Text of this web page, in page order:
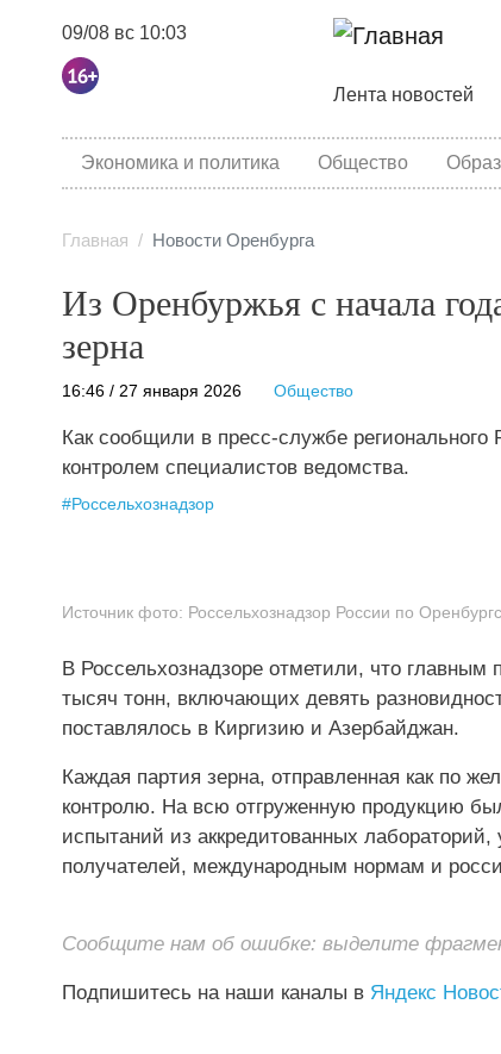
09/08 вс 10:03
Основная
Лента новостей
category menu
Экономика и политика Общество
Главная Новости Оренбурга
Из Оренбуржья с начала
зерна
16:46 / 27 января 2026 Общество
Как сообщили в пресс-службе регионального
контролем специалистов ведомства.
#Россельхознадзор
Источник фото: Россельхознадзор России по
В Россельхознадзоре отметили, что
тысяч тонн, включающих девять
поставлялось в Киргизию и Азербайджан.
Каждая партия зерна, отправленная как по
контролю. На всю отгруженную продукцию
испытаний из аккредитованных
получателей, международным нормам и
Сообщите нам об ошибке: выделите
Подпишитесь на наши каналы в Яндекс